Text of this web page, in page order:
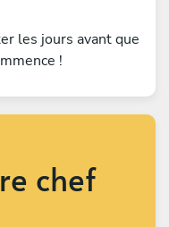
les jours avant que
!
chef